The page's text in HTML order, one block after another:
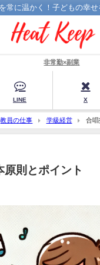
常に温かく！子どもの幸せ
非常勤×副業
LINE X
教員の仕事 学級経営 合唱
原則とポイント